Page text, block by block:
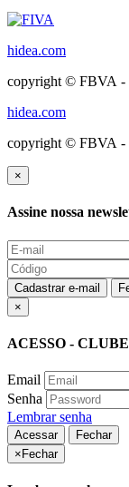
hidea.com
copyright © FBVA -
hidea.com
copyright © FBVA -
×
Assine nossa
Cadastrar e-mail
×
ACESSO -
Email
Senha
Lembrar senha
Acessar
Fechar
× Fechar